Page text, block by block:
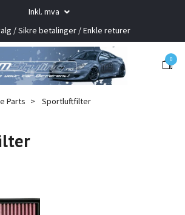
Inkl. mva
/ Sikre betalinger / Enkle returer
0
Parts Sportluftfilter